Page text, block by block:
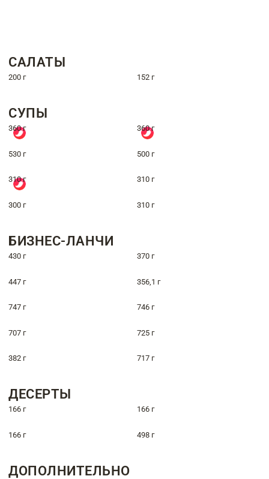
САЛАТЫ
200 г 152 г
СУПЫ
360 г 360 г
530 г 500 г
310 г 310 г
300 г 310 г
БИЗНЕС-ЛАНЧИ
430 г 370 г
447 г 356,1 г
747 г 746 г
707 г 725 г
382 г 717 г
ДЕСЕРТЫ
166 г 166 г
166 г 498 г
ДОПОЛНИТЕЛЬНО